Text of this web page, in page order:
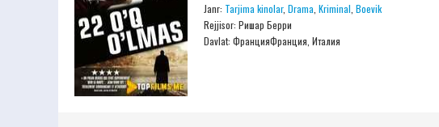
Janr: Tarjima kinolar, Drama Kriminal Boevik
Rejjisor: Ришар Берри
Davlat: ФранцияФранция, Италия